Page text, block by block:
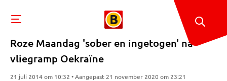
Roze Maandag 'sober en ingetogen' na
vliegramp Oekraïne
21 juli 2014 om 10:32 • Aangepast 21 november 2020 om 23:21